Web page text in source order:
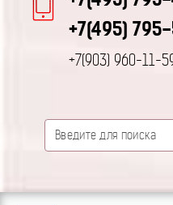
+7(495)
+7(903) 960-11-